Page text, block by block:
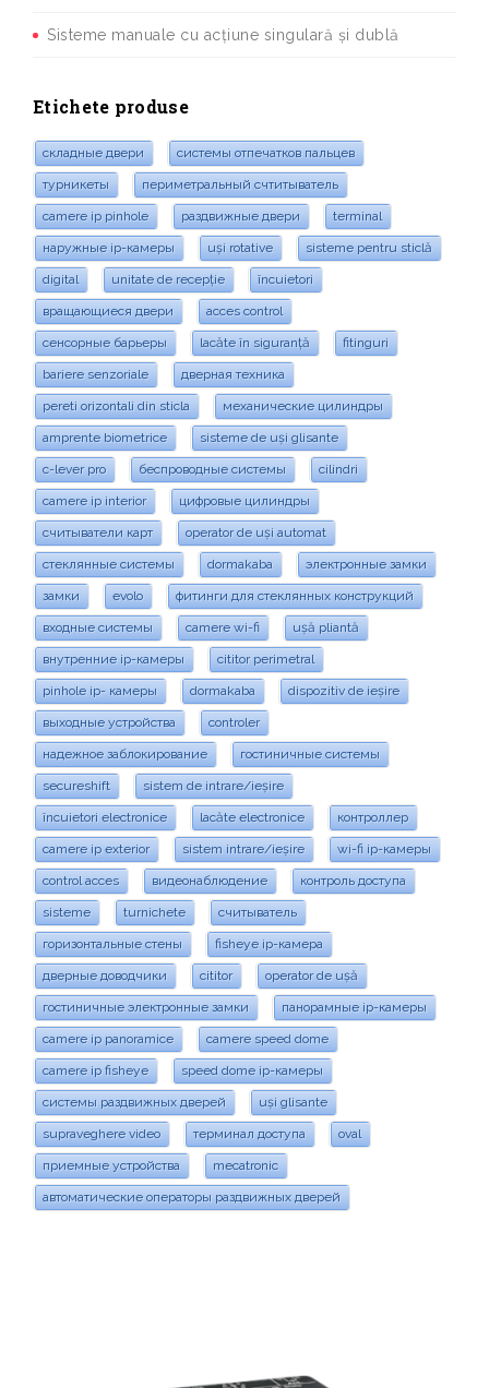
Sisteme manuale cu acțiune singulară și dublă
Etichete produse
складные двери системы отпечатков пальцев
турникеты периметральный счтитыватель
camere ip pinhole раздвижные двери terminal
наружные ip-камеры uși rotative sisteme pentru sticlă
digital unitate de recepție încuietori
вращающиеся двери acces control
сенсорные барьеры lacăte în siguranță fitinguri
bariere senzoriale дверная техника
pereti orizontali din sticla механические цилиндры
amprente biometrice sisteme de uși glisante
c-lever pro беспроводные системы cilindri
camere ip interior цифровые цилиндры
считыватели карт operator de uși automat
стеклянные системы dormakaba электронные замки
замки evolo фитинги для стеклянных конструкций
входные системы camere wi-fi ușă pliantă
внутренние ip-камеры cititor perimetral
pinhole ip- камеры dormakaba dispozitiv de ieșire
выходные устройства controler
надежное заблокирование гостиничные системы
secureshift sistem de intrare/ieșire
încuietori electronice lacăte electronice контроллер
camere ip exterior sistem intrare/ieșire wi-fi ip-камеры
control acces видеонаблюдение контроль доступа
sisteme turnichete считыватель
горизонтальные стены fisheye ip-камера
дверные доводчики cititor operator de ușă
гостиничные электронные замки панорамные ip-камеры
camere ip panoramice camere speed dome
camere ip fisheye speed dome ip-камеры
системы раздвижных дверей uși glisante
supraveghere video терминал доступа oval
приемные устройства mecatronic
автоматические операторы раздвижных дверей